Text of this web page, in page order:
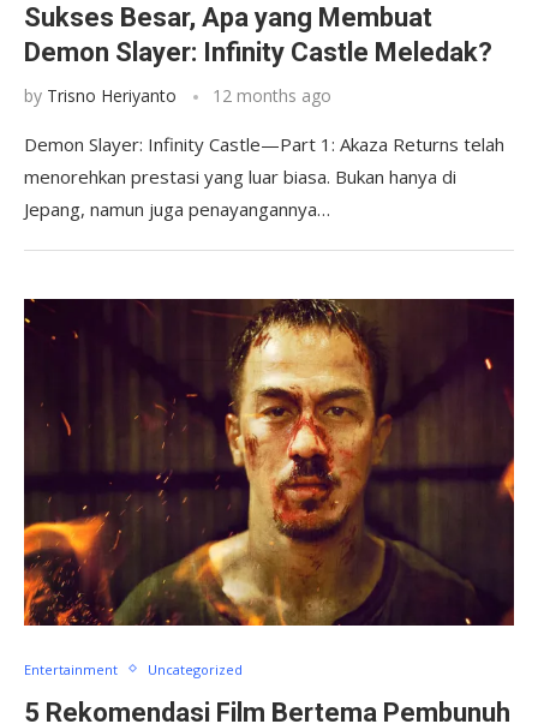
Sukses Besar, Apa yang Membuat
Demon Slayer: Infinity Castle Meledak?
by Trisno Heriyanto 12 months ago
Demon Slayer: Infinity Castle—Part 1: Akaza Returns telah
menorehkan prestasi yang luar biasa. Bukan hanya di
Jepang, namun juga penayangannya…
Entertainment Uncategorized
5 Rekomendasi Film Bertema Pembunuh